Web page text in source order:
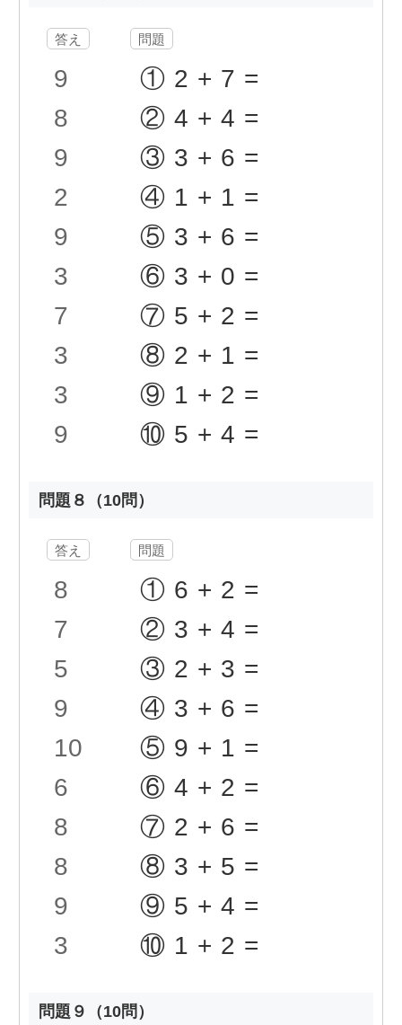
答え 問題
9
①2+7=
8
②4+4=
9
③3+6=
2
④1+1=
9
⑤3+6=
3
⑥3+0=
7
⑦5+2=
3
⑧2+1=
3
⑨1+2=
9
⑩5+4=
問題８（10問）
答え 問題
8
①6+2=
7
②3+4=
5
③2+3=
9
④3+6=
10
⑤9+1=
6
⑥4+2=
8
⑦2+6=
8
⑧3+5=
9
⑨5+4=
3
⑩1+2=
問題９（10問）